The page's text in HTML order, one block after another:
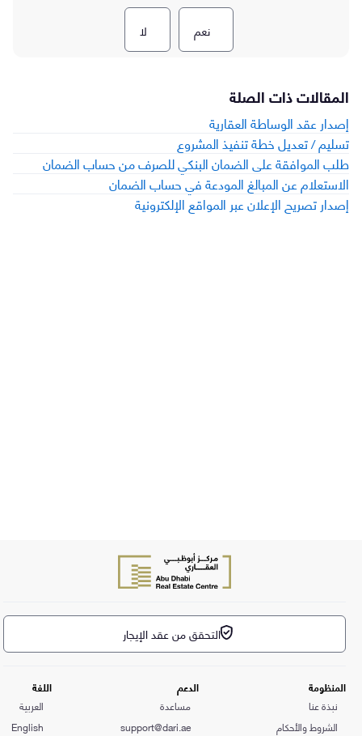
نعم لا
المقالات ذات الصلة
إصدار عقد الوساطة العقارية
تسليم / تعديل خطة تنفيذ المشروع
طلب الموافقة على الضمان البنكي للصرف من حساب الضمان
الاستعلام عن المبالغ المودعة في حساب الضمان
إصدار تصريح الإعلان عبر المواقع الإلكترونية
المنظومة
نبذة عنا
الشروط والأحكام
الدعم
مساعدة
support@dari.ae
اللغة
العربية
English
التحقق من عقد الإيجار